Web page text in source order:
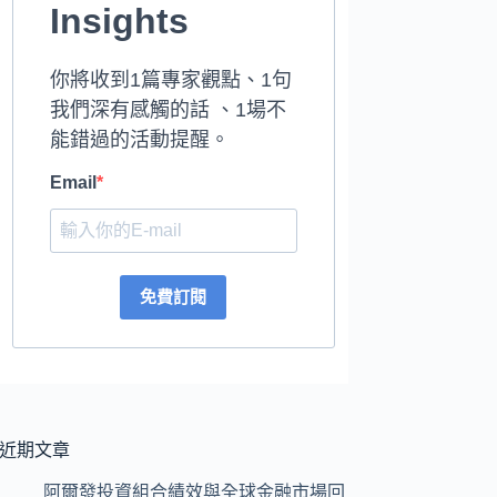
Insights
你將收到1篇專家觀點、1句
我們深有感觸的話 、1場不
能錯過的活動提醒。
Email
免費訂閱
近期文章
阿爾發投資組合績效與全球金融市場回